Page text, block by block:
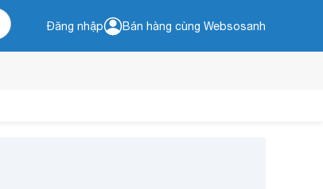
Đăng nhập Bán hàng cùng Websosanh